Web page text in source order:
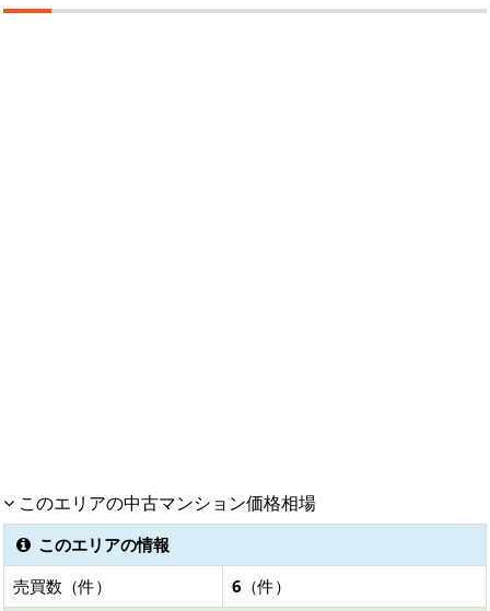
このエリアの中古マンション価格相場
このエリアの情報
売買数（件）
6 （件）